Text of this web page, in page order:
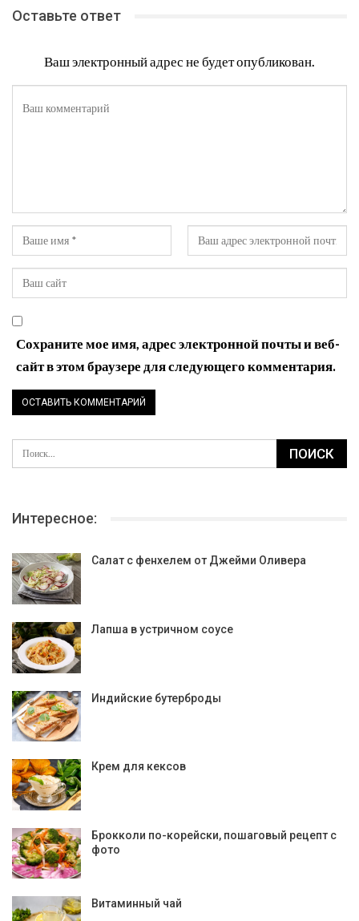
Оставьте ответ
Ваш электронный адрес не будет опубликован.
Сохраните мое имя, адрес электронной почты и веб-
сайт в этом браузере для следующего комментария.
Интересное:
Салат с фенхелем от Джейми Оливера
Лапша в устричном соусе
Индийские бутерброды
Крем для кексов
Брокколи по-корейски, пошаговый рецепт с
фото
Витаминный чай